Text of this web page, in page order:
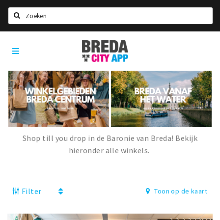
Home
Agenda
Deals
Party pics
Nieuws, interviews & blogs
Recreatief
Winkels
Breda
City
App
Shop till you drop in de Baronie van Breda! Bekijk
hieronder alle winkels.
Filter Toon op de kaart